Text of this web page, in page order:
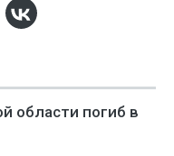
области погиб в